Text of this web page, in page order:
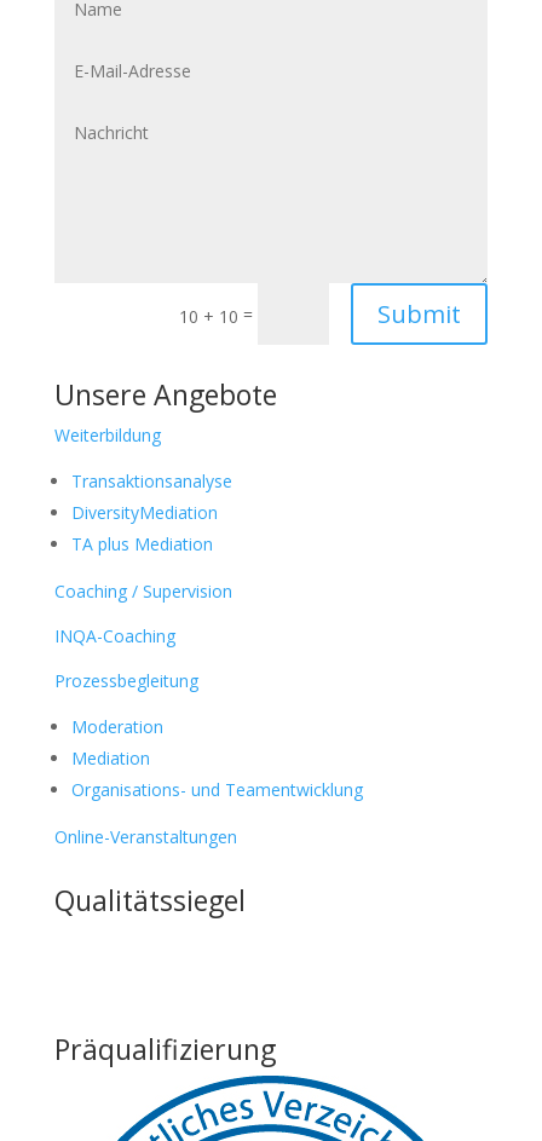
Mail-
10 + 10 = Submit
Unsere Angebote
Weiterbildung
Transaktionsanalyse
DiversityMediation
TA plus Mediation
Coaching / Supervision
INQA-Coaching
Prozessbegleitung
Moderation
Mediation
Organisations- und Teamentwicklung
Online-Veranstaltungen
Qualitätssiegel
Präqualifizierung